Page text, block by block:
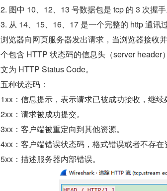
2. 图中 10、12、13 号数据包是 tcp 的 3 次握手
3. 从 14、15、16、17 是一个完整的 http 通讯过
浏览器向网页服务器发出请求，当浏览器接收
个包含 HTTP 状态码的信息头（server
文为 HTTP Status Code。
五种状态码：
1xx：信息提示，表示请求已被成功接收，继续
2xx：请求被成功提交。
3xx：客户端被重定向到其他资源。
4xx：客户端错误状态码，格式错误或者不存在
5xx：描述服务器内部错误。